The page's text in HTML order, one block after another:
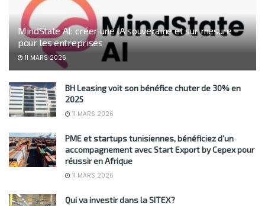
MindState AI: créer une IA souveraine et sur mesure
pour les entreprises
11 MARS 2026
BH Leasing voit son bénéfice chuter de 30% en
2025
11 MARS 2026
PME et startups tunisiennes, bénéficiez d’un
accompagnement avec Start Export by Cepex pour
réussir en Afrique
11 MARS 2026
Qui va investir dans la SITEX?